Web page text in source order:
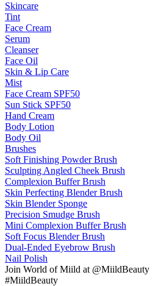
Skincare
Tint
Face Cream
Serum
Cleanser
Face Oil
Skin & Lip Care
Mist
Face Cream SPF50
Sun Stick SPF50
Hand Cream
Body Lotion
Body Oil
Brushes
Soft Finishing Powder Brush
Sculpting Angled Cheek Brush
Complexion Buffer Brush
Skin Perfecting Blender Brush
Skin Blender Sponge
Precision Smudge Brush
Mini Complexion Buffer Brush
Soft Focus Blender Brush
Dual-Ended Eyebrow Brush
Nail Polish
Join World of Miild at @MiildBeauty
#MiildBeauty